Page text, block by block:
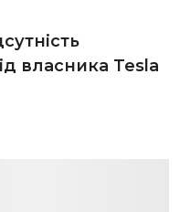
власника Tesla